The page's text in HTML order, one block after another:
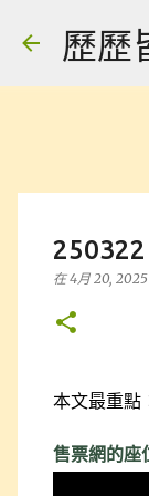
歷歷
250322
在4月 20, 2025
本文最重點
售票網的座